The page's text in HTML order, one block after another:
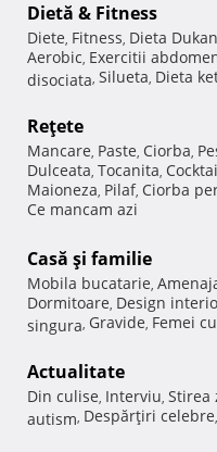
Dietă & Fitness
Diete, Fitness, Dieta Dukan
Aerobic, Exercitii
disociata, Silueta, Dieta
Reţete
Mancare, Paste, Ciorba,
Dulceata, Tocanita,
Maioneza, Pilaf, Ciorba
Ce mancam azi
Casă şi familie
Mobila bucatarie,
Dormitoare, Design
singura, Gravide, Femei
Actualitate
Din culise, Interviu, Stirea
autism, Despărţiri celebre,